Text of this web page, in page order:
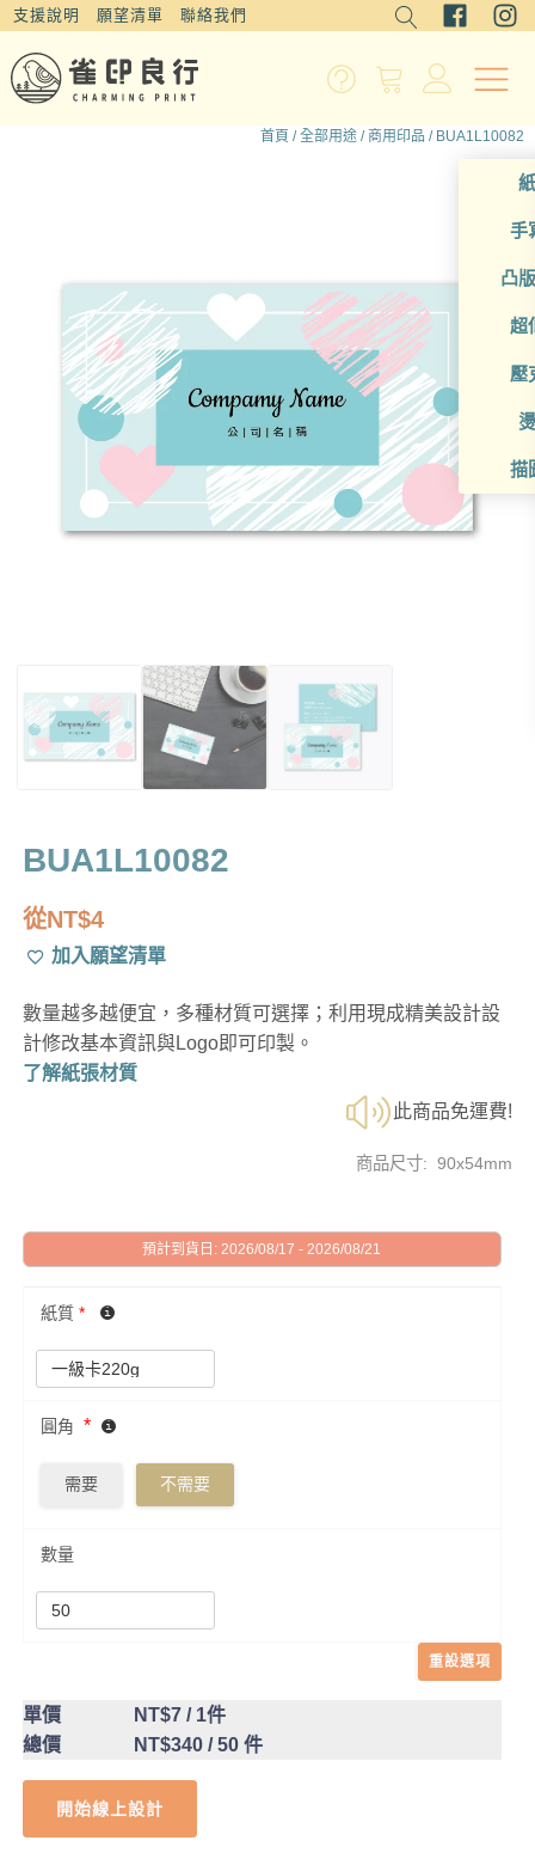
支援說明 願望清單 聯絡我們
手
凸
超
壓
描
首頁 /全部用途 / 商用印品 / BUA1L10082
BUA1L10082
從NT$4
加入願望清單
數量越多越便宜，多種材質可選擇；利用現成精美設計設
計修改基本資訊與Logo即可印製。
了解紙張材質
此商品免運費!
商品尺寸: 90x54mm
預計到貨日: 2026/08/17 - 2026/08/21
紙質 *
圓角 *
需要 不需要
數量
重設選項
單價 NT$7/ 1件
總價
NT$340/ 50 件
開始線上設計